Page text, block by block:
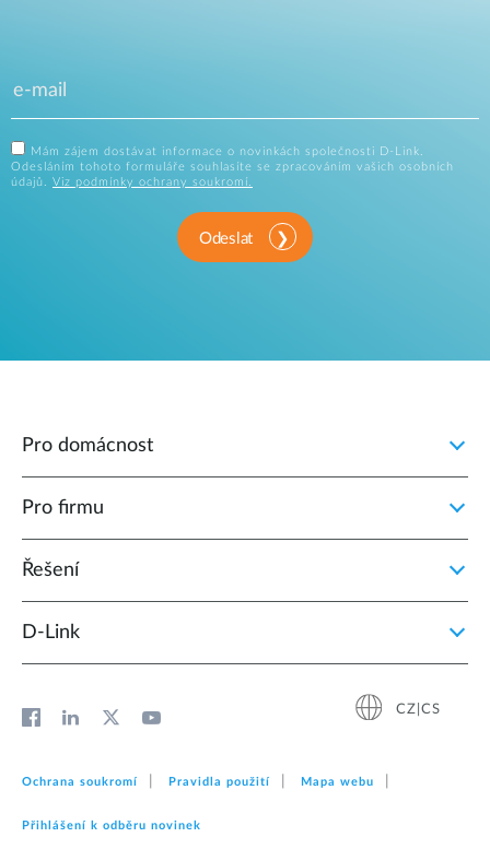
Mám zájem dostávat informace o novinkách společnosti D-Link.
Odesláním tohoto formuláře souhlasíte se zpracováním vašich osobních
údajů. Viz podmínky ochrany soukromí.
Odeslat
Pro domácnost
Pro firmu
Řešení
D‑Link
CZ|CS
Ochrana soukromí Pravidla použití Mapa webu
Přihlášení k odběru novinek